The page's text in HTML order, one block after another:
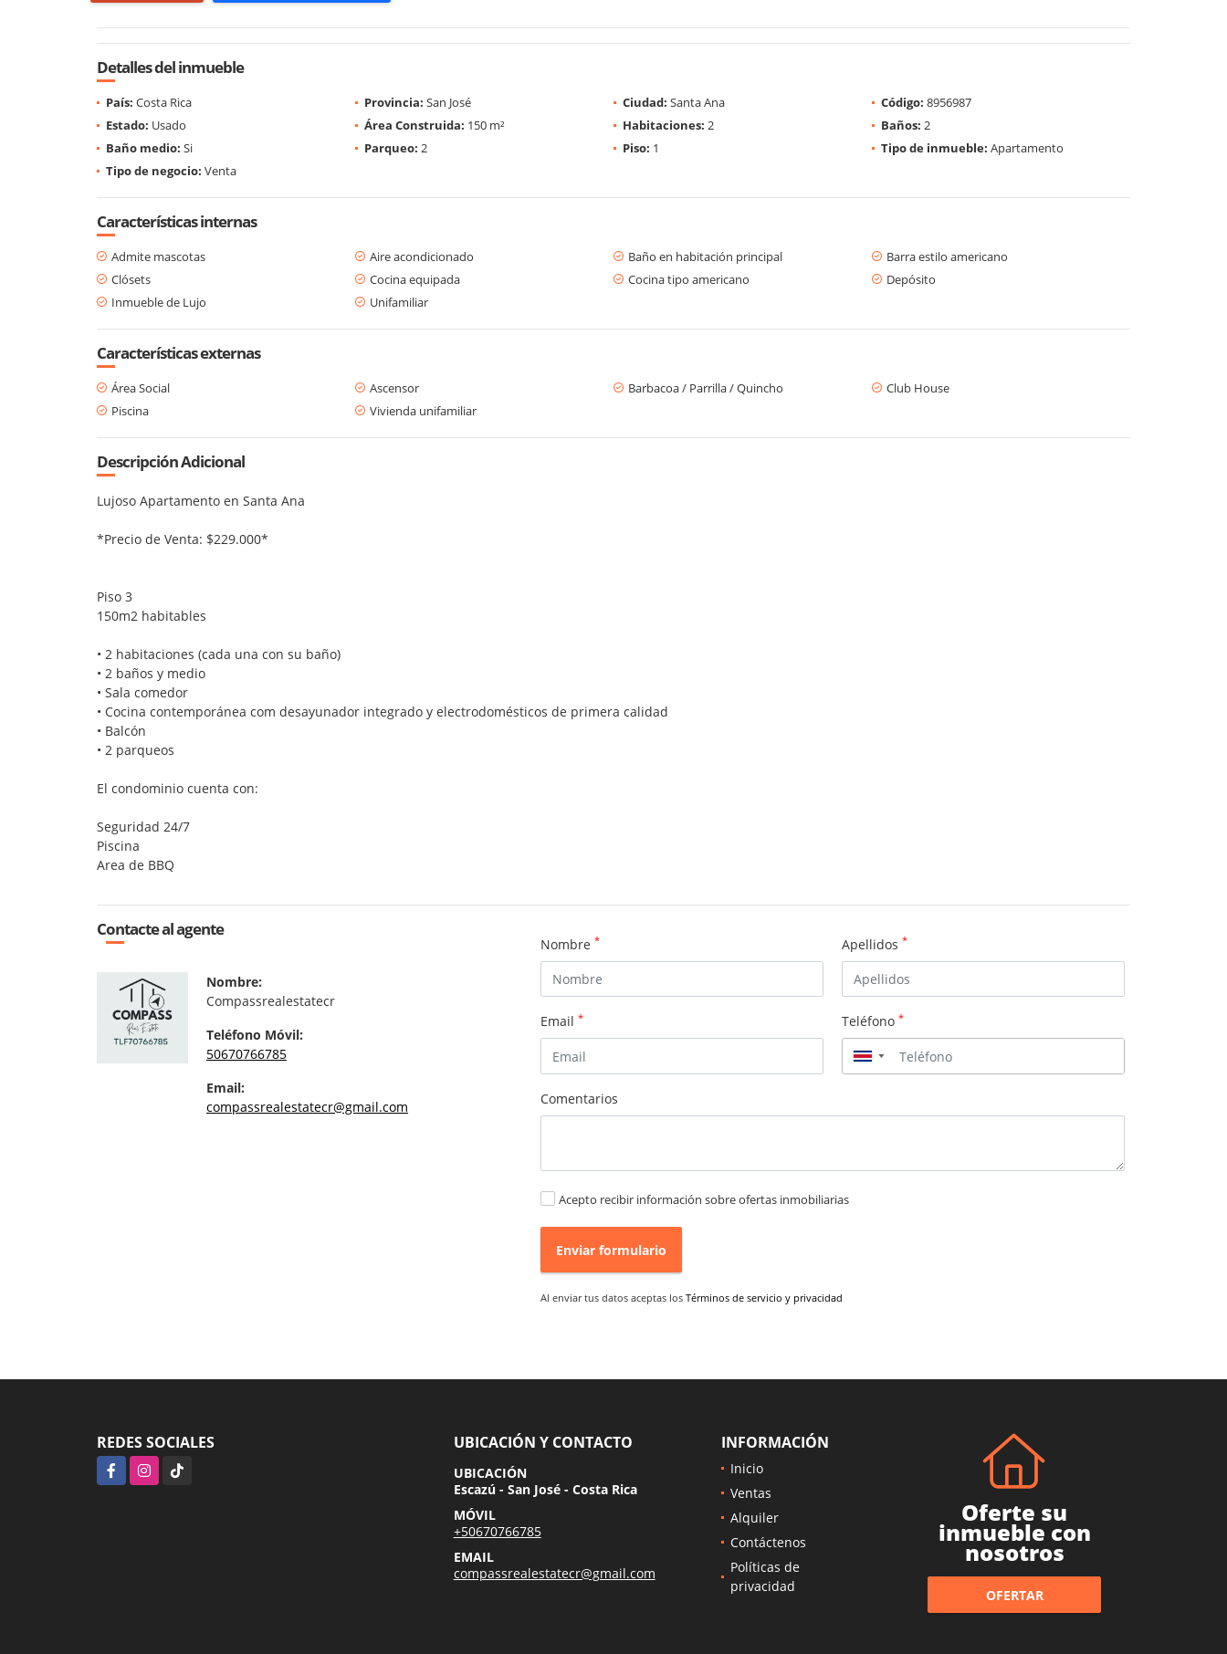
Detalles del inmueble
País: Costa Rica Provincia: San José Ciudad: Santa Ana Código: 8956987
Estado: Usado Área Construida: 150 m² Habitaciones: 2 Baños: 2
Baño medio: Si Parqueo: 2 Piso: 1 Tipo de inmueble: Apartamento
Tipo de negocio: Venta
Características internas
Admite mascotas Aire acondicionado Baño en habitación principal
Barra estilo americano
Clósets
Cocina equipada Cocina tipo americano
Depósito
Inmueble de Lujo
Unifamiliar
Características externas
Área Social Ascensor Barbacoa / Parrilla / Quincho
Club House
Piscina
Vivienda unifamiliar
Descripción Adicional
Lujoso Apartamento en Santa Ana
*Precio de Venta: $229.000*
Piso 3
150m2 habitables
• 2 habitaciones (cada una con su baño)
• ⁠2 baños y medio
• ⁠Sala comedor
• Cocina contemporánea com desayunador integrado y electrodomésticos de primera calidad
• Balcón
• ⁠2 parqueos
El condominio cuenta con:
Seguridad 24/7
Piscina
Area de BBQ
Contacte al agente
Nombre:
Compassrealestatecr
Teléfono Móvil:
50670766785
Email:
compassrealestatecr@gmail.com
Nombre * Apellidos *
Email * Teléfono *
▼
Comentarios
Acepto recibir información sobre ofertas inmobiliarias
Enviar formulario
Al enviar tus datos aceptas los Términos de servicio y privacidad
REDES SOCIALES
FacebookInstagramTikTok
UBICACIÓN Y CONTACTO
UBICACIÓN
Escazú - San José - Costa Rica
MÓVIL
+50670766785
EMAIL
compassrealestatecr@gmail.com
INFORMACIÓN
Inicio
Ventas
Alquiler
Contáctenos
Políticas de
privacidad
Oferte su
inmueble con
nosotros
OFERTAR